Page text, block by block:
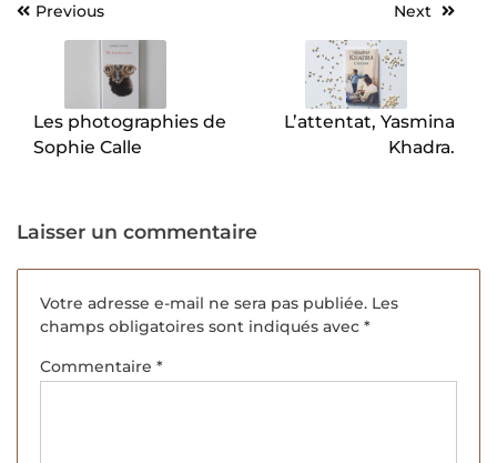
Navigation
Previous
Les photographies de
Sophie Calle
Next
L’attentat, Yasmina
Khadra.
Laisser un commentaire
Votre adresse e-mail ne sera pas publiée. Les
champs obligatoires sont indiqués avec *
Commentaire *